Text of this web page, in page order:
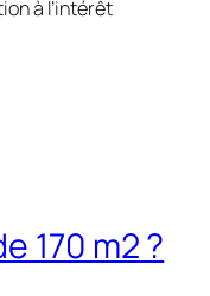
à l’intérêt
170 m2 ?